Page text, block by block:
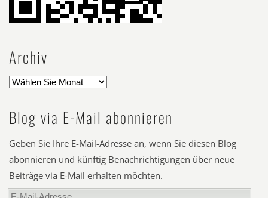
Archiv
Blog via E-Mail abonnieren
Geben Sie Ihre E-Mail-Adresse an, wenn Sie diesen Blog
abonnieren und künftig Benachrichtigungen über neue
Beiträge via E-Mail erhalten möchten.
E-